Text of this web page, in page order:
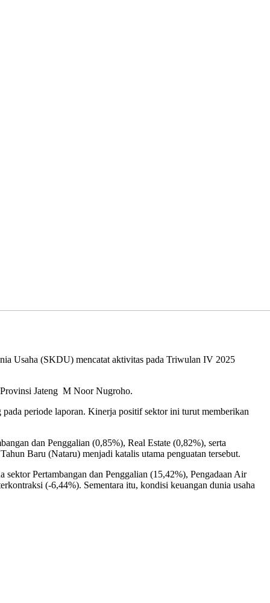
Usaha (SKDU) mencatat aktivitas pada Triwulan IV 2025
Provinsi Jateng M Noor Nugroho.
periode laporan. Kinerja positif sektor ini turut memberikan
dan Penggalian (0,85%), Real Estate (0,82%), serta
Baru (Nataru) menjadi katalis utama penguatan tersebut.
Pertambangan dan Penggalian (15,42%), Pengadaan Air
(-6,44%). Sementara itu, kondisi keuangan dunia usaha